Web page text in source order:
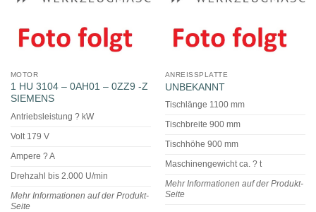
MOTOR
1 HU 3104 – 0AH01 – 0ZZ9 -Z
SIEMENS
Antriebsleistung ? kW
Volt 179 V
Ampere ? A
Drehzahl bis 2.000 U/min
Mehr Informationen auf der Produkt-
Seite
ANREISSPLATTE
UNBEKANNT
Tischlänge 1100 mm
Tischbreite 900 mm
Tischhöhe 900 mm
Maschinengewicht ca. ? t
Mehr Informationen auf der Produkt-
Seite